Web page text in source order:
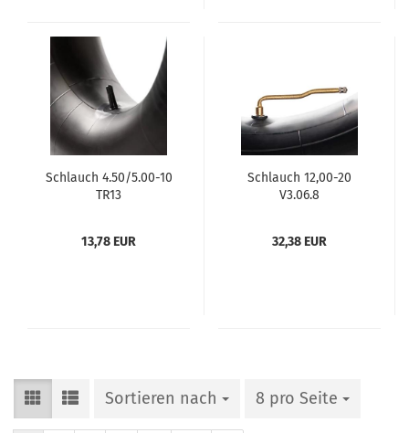
Schlauch 4.50/5.00-10
TR13
13,78 EUR
Schlauch 12,00-20
V3.06.8
32,38 EUR
Sortieren nach 8 pro Seite